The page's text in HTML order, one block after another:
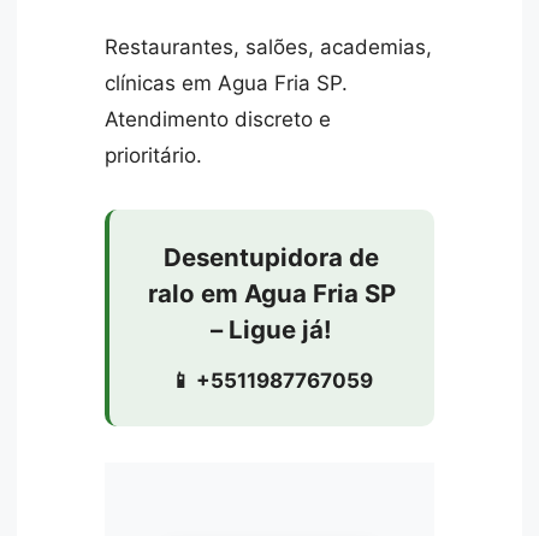
Restaurantes, salões, academias,
clínicas em Agua Fria SP.
Atendimento discreto e
prioritário.
Desentupidora de
ralo em Agua Fria SP
– Ligue já!
📱 +5511987767059